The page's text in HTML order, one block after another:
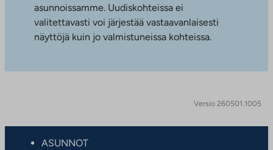
asunnoissamme. Uudiskohteissa ei
valitettavasti voi järjestää vastaavanlaisesti
näyttöjä kuin jo valmistuneissa kohteissa.
Versio 260501.1005
ASUNNOT